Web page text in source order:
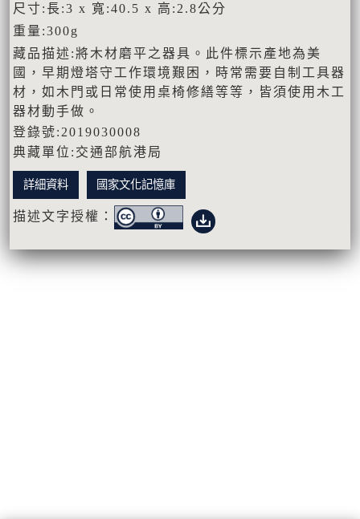
尺寸:長:3 x 寬:40.5 x 高:2.8公分
重量:300g
藏品描述:將木材磨平之器具。此件標示產地為美
國，早期燈塔守工作環境艱困，時常需要自制工具器
材，如木門或日常使用桌椅修繕等等，皆須使用木工
器材動手做。
登錄號:2019030008
典藏單位:交通部航港局
詳細資料 國家文化記憶庫
描述文字授權：